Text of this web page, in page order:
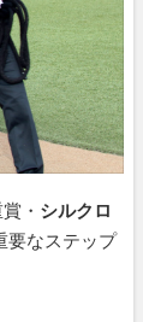
・ シルクロ
要なステップ